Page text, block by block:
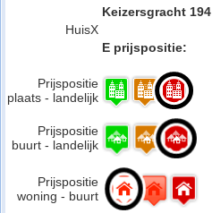
HuisX
Keizersgracht 194
E prijspositie:
Prijspositie
plaats - landelijk
Prijspositie
buurt - landelijk
Prijspositie
woning - buurt